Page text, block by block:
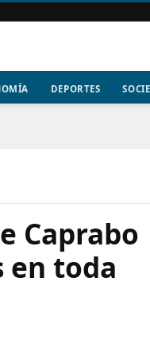
DEPORTES
Caprabo
en toda